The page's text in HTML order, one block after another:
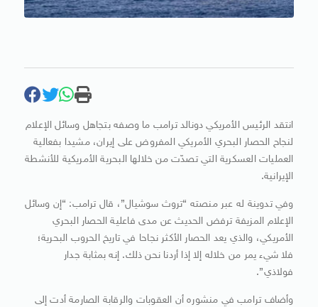
انتقد الرئيس الأمريكي دونالد ترامب ما وصفه بتجاهل وسائل الإعلام
لنجاح الحصار البحري الأمريكي المفروض على إيران، مشيدا بفعالية
العمليات العسكرية التي تصدّت من خلالها البحرية الأمريكية للأنشطة
الإيرانية.
وفي تدوينة له عبر منصته “تروث سوشيال”، قال ترامب: “إن وسائل
الإعلام المزيفة ترفض الحديث عن مدى فاعلية الحصار البحري
الأمريكي، والذي يعد الحصار الأكثر نجاحا في تاريخ الحروب البحرية؛
فلا شيء يمر من خلاله إلا إذا أردنا نحن ذلك. إنه بمثابة جدار
فولاذي”.
وأضاف ترامب في منشوره أن العقوبات والرقابة الصارمة أدت إلى